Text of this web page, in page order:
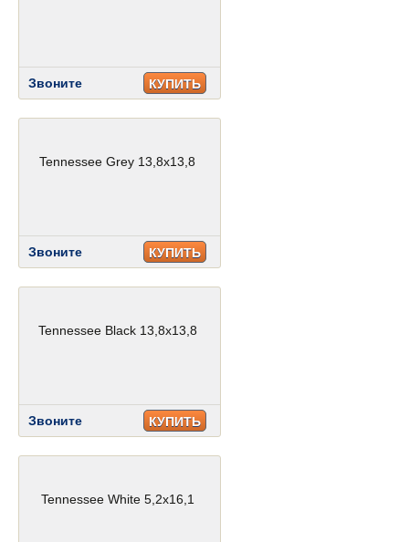
Звоните КУПИТЬ
Tennessee Grey 13,8x13,8
Звоните КУПИТЬ
Tennessee Black 13,8x13,8
Звоните КУПИТЬ
Tennessee White 5,2x16,1